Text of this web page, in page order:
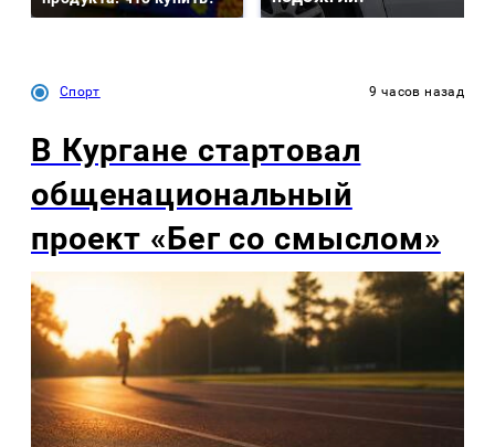
Спорт 9 часов назад
В Кургане стартовал
общенациональный
проект «Бег со смыслом»